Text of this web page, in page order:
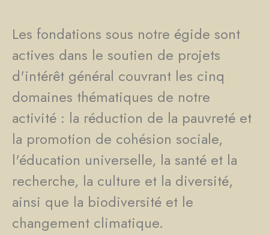
Les fondations sous notre égide sont
actives dans le soutien de projets
d'intérêt général couvrant les cinq
domaines thématiques de notre
activité : la réduction de la pauvreté et
la promotion de cohésion sociale,
l'éducation universelle, la santé et la
recherche, la culture et la diversité,
ainsi que la biodiversité et le
changement climatique.